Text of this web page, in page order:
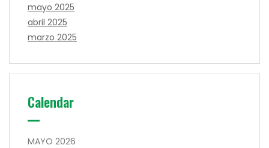
mayo 2025
abril 2025
marzo 2025
Calendar
MAYO 2026